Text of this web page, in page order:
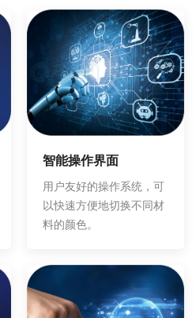
智能操作界面
用户友好的操作系统，可
以快速方便地切换不同材
料的颜色。